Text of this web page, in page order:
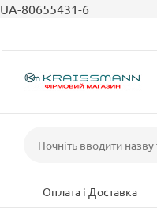
UA-80655431-6
Оплата і Доставка